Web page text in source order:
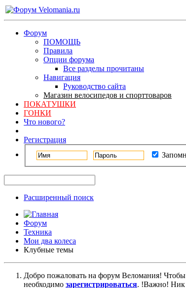
Форум
ПОМОЩЬ
Правила
Опции форума
Все разделы прочитаны
Навигация
Руководство сайта
Магазин велосипедов и спорттоваров
ПОКАТУШКИ
ГОНКИ
Что нового?
Регистрация
Расширенный поиск
Форум
Техника
Мои два колеса
Клубные темы
Добро пожаловать на форум Веломания! Чтобы
необходимо зарегистрироваться. !Важно! Ник